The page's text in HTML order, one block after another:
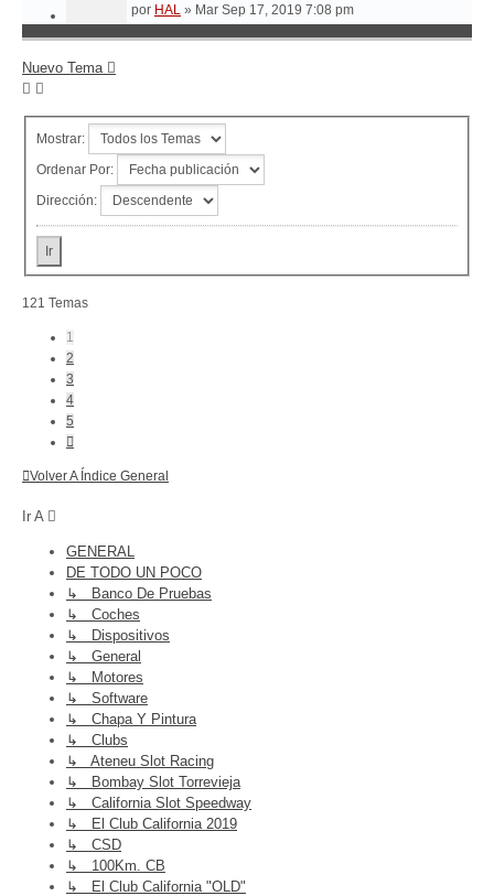
por HAL » Mar Sep 17, 2019 7:08 pm
Nuevo Tema
Mostrar:
Ordenar Por:
Dirección:
121 Temas
1
2
3
4
5
Volver A Índice General
Ir A
GENERAL
DE TODO UN POCO
↳ Banco De Pruebas
↳ Coches
↳ Dispositivos
↳ General
↳ Motores
↳ Software
↳ Chapa Y Pintura
↳ Clubs
↳ Ateneu Slot Racing
↳ Bombay Slot Torrevieja
↳ California Slot Speedway
↳ El Club California 2019
↳ CSD
↳ 100Km. CB
↳ El Club California "OLD"